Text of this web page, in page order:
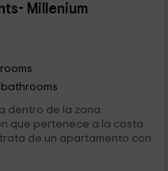
Millenium
bathrooms
dentro de la zona
que pertenece a la costa
de un apartamento con